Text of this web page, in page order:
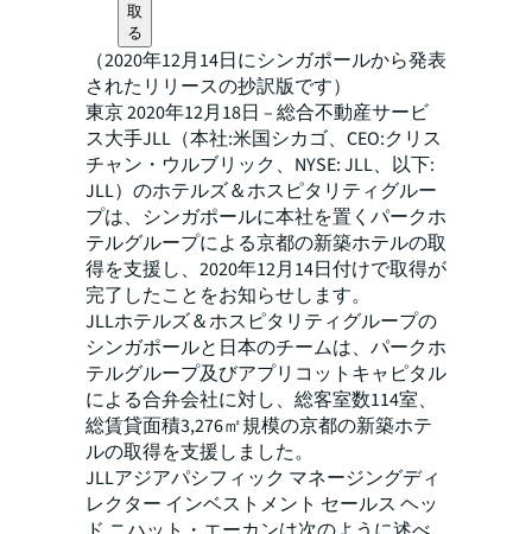
取
る
（2020年12月14日にシンガポールから発表
されたリリースの抄訳版です）
東京 2020年12月18日 – 総合不動産サービ
ス大手JLL（本社:米国シカゴ、CEO:クリス
チャン・ウルブリック、NYSE: JLL、以下:
JLL）のホテルズ＆ホスピタリティグルー
プは、シンガポールに本社を置くパークホ
テルグループによる京都の新築ホテルの取
得を支援し、2020年12月14日付けで取得が
完了したことをお知らせします。
JLLホテルズ＆ホスピタリティグループの
シンガポールと日本のチームは、パークホ
テルグループ及びアプリコットキャピタル
による合弁会社に対し、総客室数114室、
総賃貸面積3,276㎡規模の京都の新築ホテ
ルの取得を支援しました。
JLLアジアパシフィック マネージングディ
レクター インベストメント セールス ヘッ